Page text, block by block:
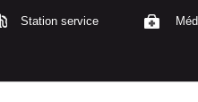
Station service